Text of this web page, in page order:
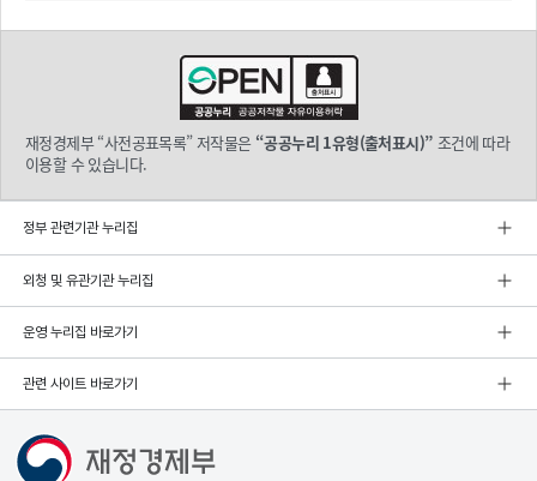
재정경제부 “사전공표목록” 저작물은 “공공누리 1유형(출처표시)” 조건에 따라
이용할 수 있습니다.
정부 관련기관 누리집
외청 및 유관기관 누리집
운영 누리집 바로가기
관련 사이트 바로가기